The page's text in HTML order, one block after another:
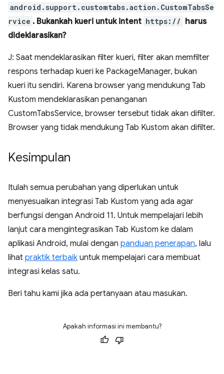
android.support.customtabs.action.CustomTabsSe
rvice . Bukankah kueri untuk intent https:// harus
dideklarasikan?
J: Saat mendeklarasikan filter kueri, filter akan memfilter
respons terhadap kueri ke PackageManager, bukan
kueri itu sendiri. Karena browser yang mendukung Tab
Kustom mendeklarasikan penanganan
CustomTabsService, browser tersebut tidak akan difilter.
Browser yang tidak mendukung Tab Kustom akan difilter.
Kesimpulan
Itulah semua perubahan yang diperlukan untuk
menyesuaikan integrasi Tab Kustom yang ada agar
berfungsi dengan Android 11. Untuk mempelajari lebih
lanjut cara mengintegrasikan Tab Kustom ke dalam
aplikasi Android, mulai dengan panduan penerapan, lalu
lihat praktik terbaik untuk mempelajari cara membuat
integrasi kelas satu.
Beri tahu kami jika ada pertanyaan atau masukan.
Apakah informasi ini membantu?